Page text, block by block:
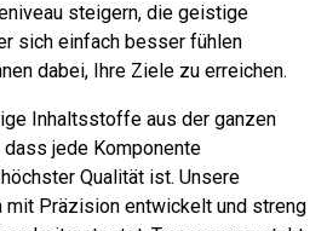
steigern, die geistige
sich einfach besser fühlen
dabei, Ihre Ziele zu erreichen.
Inhaltsstoffe aus der ganzen
jede Komponente
Qualität ist. Unsere
mit Präzision entwickelt und streng